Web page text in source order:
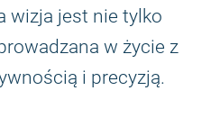
wizja jest nie tylko
w życie z
i precyzją.